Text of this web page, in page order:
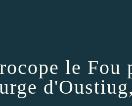
le Fou